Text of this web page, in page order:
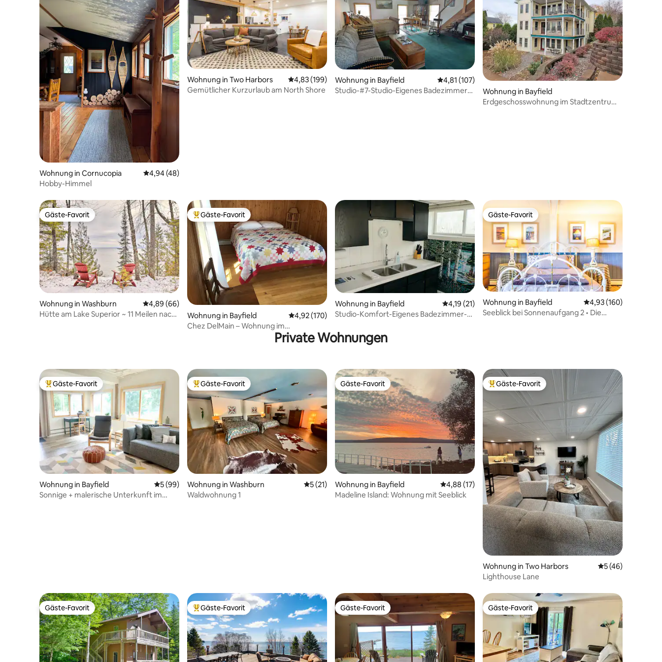
Wohnung in Cornucopia Durchschnittliche Bewertung: 4,94 von 5, 48 Bewertungen
4,94 (48)
Hobby-Himmel
Wohnung in Two Harbors Durchschnittliche Bewertung: 4,83 von 5, 199 Bewertungen
4,83 (199)
Gemütlicher Kurzurlaub am North Shore
Wohnung in Bayfield Durchschnittliche Bewertung: 4,81 von 5, 107 Bewertungen
4,81 (107)
Studio-#7-Studio-Eigenes Badezimmer-
Wohnung in Bayfield
Erdgeschosswohnung im Stadtzentrum
Gäste-Favorit
Gäste-Favorit
Wohnung in Washburn Durchschnittliche Bewertung: 4,89 von 5, 66 Bewertungen
4,89 (66)
Hütte am Lake Superior ~ 11 Meilen nach
Beliebter Gäste-Favorit.
Gäste-Favorit
Wohnung in Bayfield Durchschnittliche Bewertung: 4,92 von 5, 170 Bewertungen
4,92 (170)
Chez DelMain – Wohnung im
Wohnung in Bayfield Durchschnittliche Bewertung: 4,19 von 5, 21 Bewertungen
4,19 (21)
Studio-Komfort-Eigenes Badezimmer-
Gäste-Favorit
Gäste-Favorit
Wohnung in Bayfield Durchschnittliche
4,93 (160)
Seeblick bei Sonnenaufgang 2 • Die
Private Wohnungen
Beliebter Gäste-Favorit.
Gäste-Favorit
Wohnung in Bayfield Durchschnittliche Bewertung: 5 von 5, 99 Bewertungen
5 (99)
Sonnige + malerische Unterkunft im
Beliebter Gäste-Favorit.
Gäste-Favorit
Wohnung in Washburn Durchschnittliche Bewertung: 5 von 5, 21 Bewertungen
5 (21)
Waldwohnung 1
Gäste-Favorit
Gäste-Favorit
Wohnung in Bayfield Durchschnittliche Bewertung: 4,88 von 5, 17 Bewertungen
4,88 (17)
Madeline Island: Wohnung mit Seeblick
Beliebter Gäste-Favorit.
Gäste-Favorit
Wohnung in Two Harbors Durchschnittliche
5 (46)
Lighthouse Lane
Gäste-Favorit
Gäste-Favorit Beliebter Gäste-Favorit.
Gäste-Favorit Gäste-Favorit
Gäste-Favorit Gäste-Favorit
Gäste-Favorit